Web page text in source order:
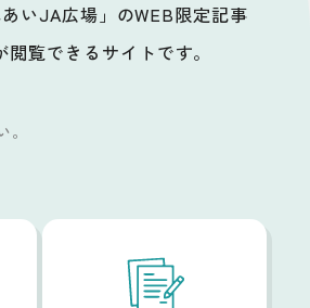
いJA広場」のWEB限定記事
覧できるサイトです。